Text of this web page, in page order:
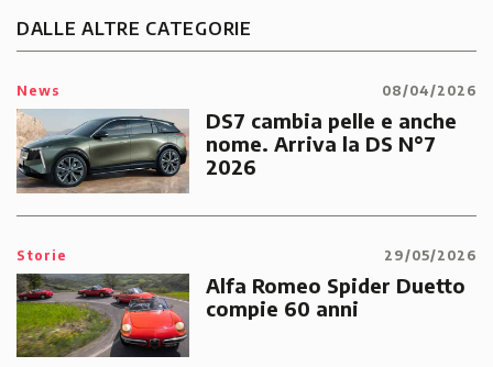
DALLE ALTRE CATEGORIE
News 08/04/2026
DS7 cambia pelle e anche
nome. Arriva la DS N°7
2026
Storie 29/05/2026
Alfa Romeo Spider Duetto
compie 60 anni